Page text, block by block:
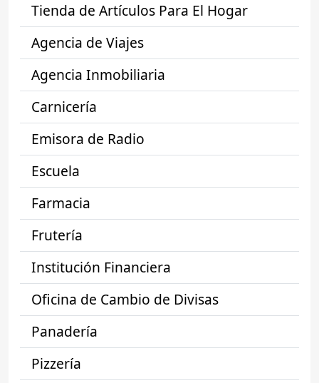
Tienda de Artículos Para El Hogar
Agencia de Viajes
Agencia Inmobiliaria
Carnicería
Emisora de Radio
Escuela
Farmacia
Frutería
Institución Financiera
Oficina de Cambio de Divisas
Panadería
Pizzería